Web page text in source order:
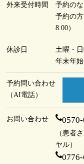
外来受付時間
予約の
予約の
8:00）
休診日
土曜・
年末年始
予約問い合わせ
（AI電話）
お問い合わせ
（患者
ヤル）